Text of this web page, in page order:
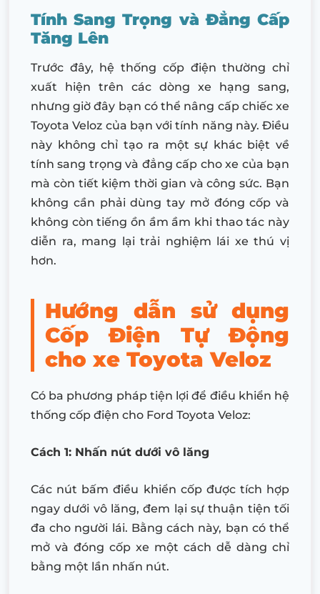
Tính Sang Trọng và Đẳng Cấp
Tăng Lên
Trước đây, hệ thống cốp điện thường chỉ
xuất hiện trên các dòng xe hạng sang,
nhưng giờ đây bạn có thể nâng cấp chiếc xe
Toyota Veloz của bạn với tính năng này. Điều
này không chỉ tạo ra một sự khác biệt về
tính sang trọng và đẳng cấp cho xe của bạn
mà còn tiết kiệm thời gian và công sức. Bạn
không cần phải dùng tay mở đóng cốp và
không còn tiếng ồn ầm ầm khi thao tác này
diễn ra, mang lại trải nghiệm lái xe thú vị
hơn.
Hướng dẫn sử dụng
Cốp Điện Tự Động
cho xe Toyota Veloz
Có ba phương pháp tiện lợi để điều khiển hệ
thống cốp điện cho Ford Toyota Veloz:
Cách 1: Nhấn nút dưới vô lăng
Các nút bấm điều khiển cốp được tích hợp
ngay dưới vô lăng, đem lại sự thuận tiện tối
đa cho người lái. Bằng cách này, bạn có thể
mở và đóng cốp xe một cách dễ dàng chỉ
bằng một lần nhấn nút.